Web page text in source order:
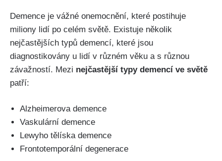
Demence je vážné onemocnění, které postihuje
miliony lidí po celém světě. Existuje několik
nejčastějších typů demencí, které jsou
diagnostikovány u lidí v různém věku a s různou
závažností. Mezi nejčastější typy demencí ve světě
patří:
Alzheimerova demence
Vaskulární demence
Lewyho tělíska demence
Frontotemporální degenerace